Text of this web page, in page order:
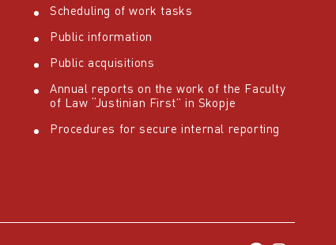
Scheduling of work tasks
Public information
Public acquisitions
Annual reports on the work of the Faculty
of Law “Justinian First” in Skopje
Procedures for secure internal reporting